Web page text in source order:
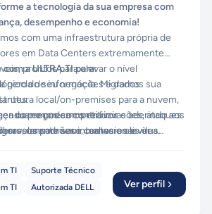
a tecnologia da sua empresa com
desempenho e economia!
com uma infraestrutura própria de
em Data Centers extremamente
prontos para elevar o nível
do seu negócio. Migramos sua
local/on-premises para a nuvem,
preços competitivos e aderindo aos
padrões internacionais de
a ULTRA.TI para:
perda de informações e dados
sua empresa contra invasões, ataques
ransomware, malwares e vírus.
de dados para o seu negócio.
com a qualidade de gigantes
como podemos reduzir
seus custos e elevar a
de todos os tamanhos.
TI
Suporte Técnico
TI
Autorizada DELL
Ver perfil